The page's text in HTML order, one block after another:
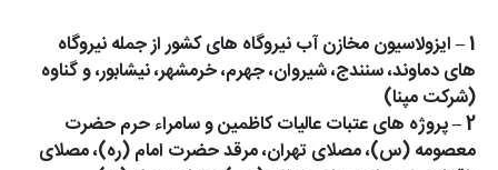
1 – ایزولاسیون مخازن آب نیروگاه های کشور از جمله نیروگاه
های دماوند، سنندج، شیروان، جهرم، خرمشهر، نیشابور، و گناوه
(شرکت مپنا)
2 – پروژه های عتبات عالیات کاظمین و سامراء حرم حضرت
معصومه (س)، مصلای تهران، مرقد حضرت امام (ره)، مصلای